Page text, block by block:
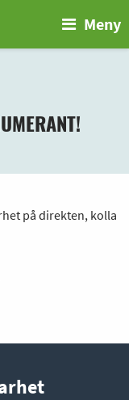
Meny
på direkten, kolla